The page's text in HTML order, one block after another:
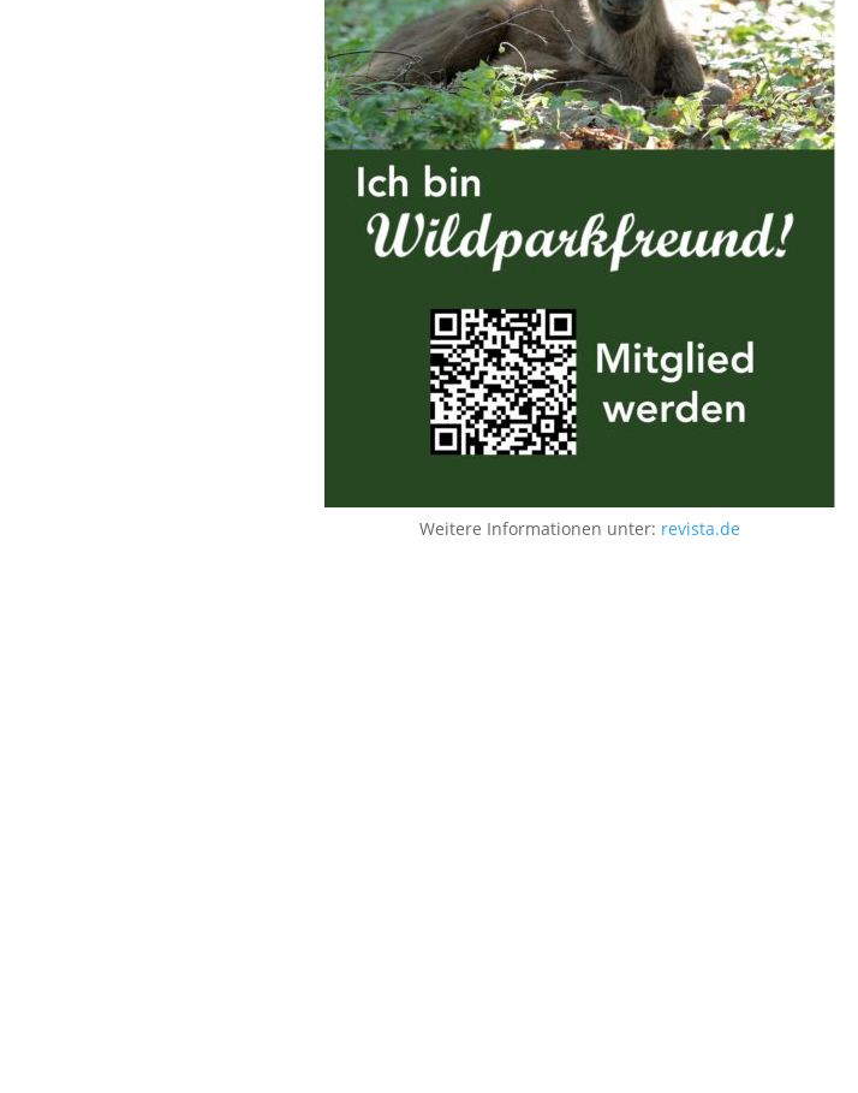
Weitere Informationen unter: revista.de